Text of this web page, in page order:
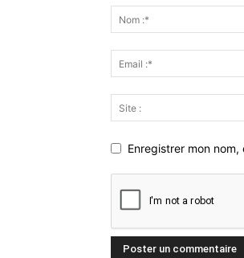
Enregistrer mon